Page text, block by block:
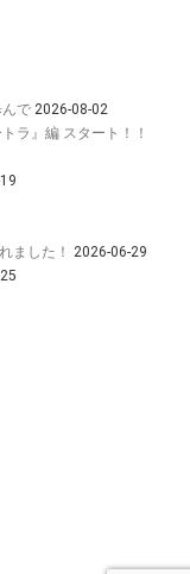
で 2026-08-02
ラ』編 スタート！！
ました！
2026-06-29